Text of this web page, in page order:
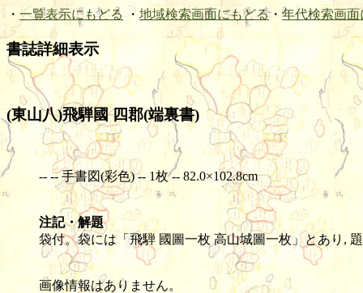
・ 一覧表示にもどる ・ 地域検索画面にもどる・ 年代検索画面
書誌詳細表示
(東山八)飛騨國 四郡(端裏書)
-- -- 手書図(彩色) -- 1枚 -- 82.0×102.8cm
注記・解題
袋付。袋には「飛騨 國圖一枚 高山城圖一枚」とあり,
画像情報はありません。